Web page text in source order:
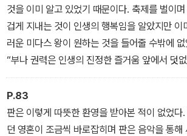
1장: 헬리오스와 아들
것을 이미 알고 있었기 때문이다. 축제를 벌이
겁게 지내는 것이 인생의 행복임을 알았지만 이
러운 미다스 왕이 원하는 것을 들어줄 수밖에
“부나 권력은 인생의 진정한 즐거움 앞에서 덧
없구나. 좋다. 앞으로 그대가 만지는 모든 것이
다. 그 정도면 만족하겠느냐? 그대가 힘없는 노
레 대접하는 것을 보고 현명한 왕이라 생각해서
려고 왔는데, 그대의 소원이 고작 부자가 되는
P.83
판은 이렇게 따뜻한 환영을 받아본 적이 없었다
던 영혼이 조금씩 바로잡히며 판은 음악을 통해